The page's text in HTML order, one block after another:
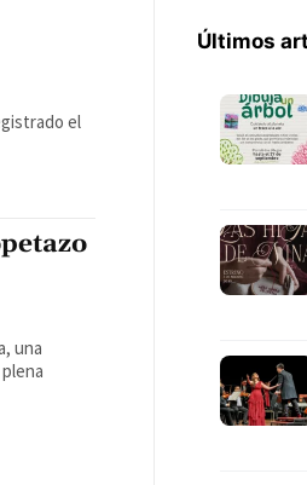
el
una
Últimos